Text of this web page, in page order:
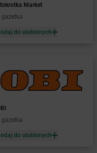
Market
gazetka
do ulubionych
gazetka
do ulubionych